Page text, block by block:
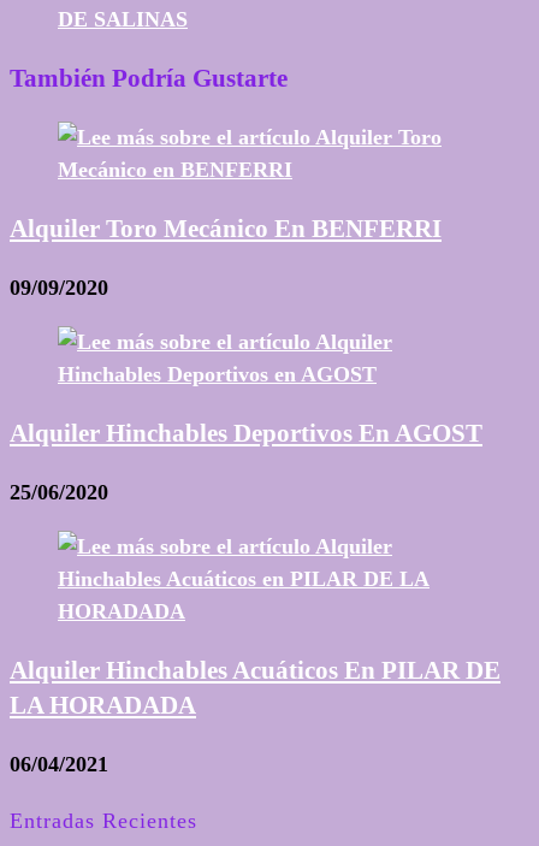
DE SALINAS
También Podría Gustarte
Alquiler Toro Mecánico En BENFERRI
09/09/2020
Alquiler Hinchables Deportivos En AGOST
25/06/2020
Alquiler Hinchables Acuáticos En PILAR DE
LA HORADADA
06/04/2021
Entradas Recientes